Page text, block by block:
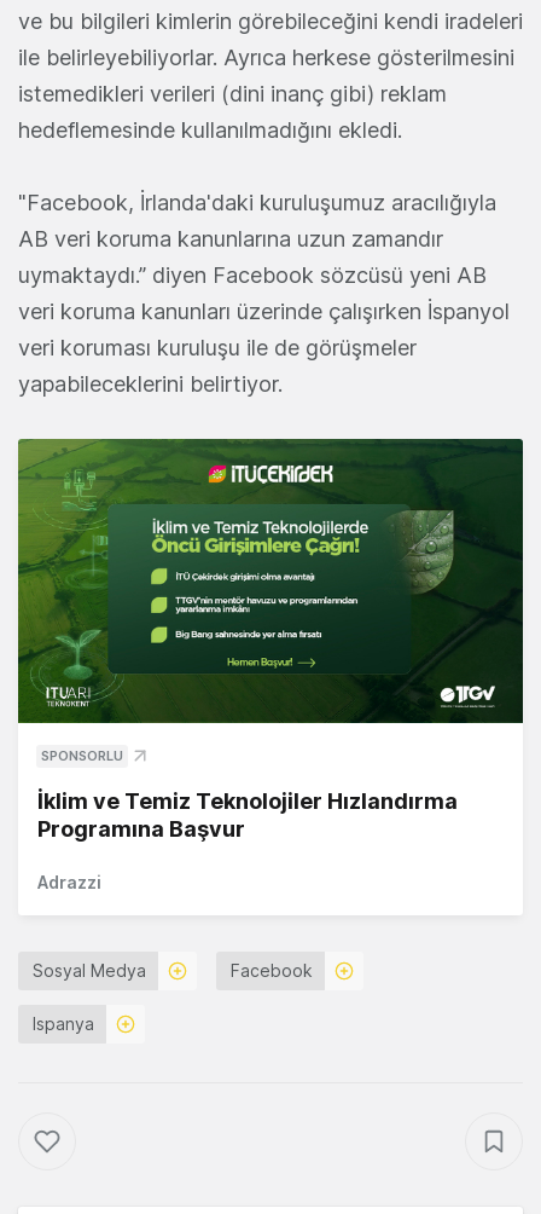
ve bu bilgileri kimlerin görebileceğini kendi iradeleri
ile belirleyebiliyorlar. Ayrıca herkese gösterilmesini
istemedikleri verileri (dini inanç gibi) reklam
hedeflemesinde kullanılmadığını ekledi.
"Facebook, İrlanda'daki kuruluşumuz aracılığıyla
AB veri koruma kanunlarına uzun zamandır
uymaktaydı.” diyen Facebook sözcüsü yeni AB
veri koruma kanunları üzerinde çalışırken İspanyol
veri koruması kuruluşu ile de görüşmeler
yapabileceklerini belirtiyor.
SPONSORLU
İklim ve Temiz Teknolojiler Hızlandırma
Programına Başvur
Adrazzi
Sosyal Medya Facebook
Ispanya